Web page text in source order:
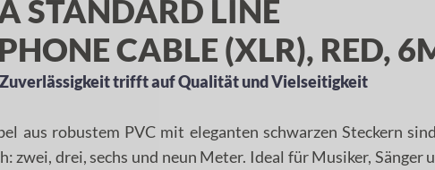
STANDARD LINE
CABLE (XLR), RED,
Zuverlässigkeit trifft auf Qualität und Vielseitigkeit
aus robustem PVC mit eleganten schwarzen Steckern
zwei, drei, sechs und neun Meter. Ideal für Musiker, Sänger